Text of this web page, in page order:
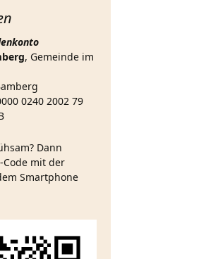
, Gemeinde im
0240 2002 79
Dann
Code mit der
Smartphone